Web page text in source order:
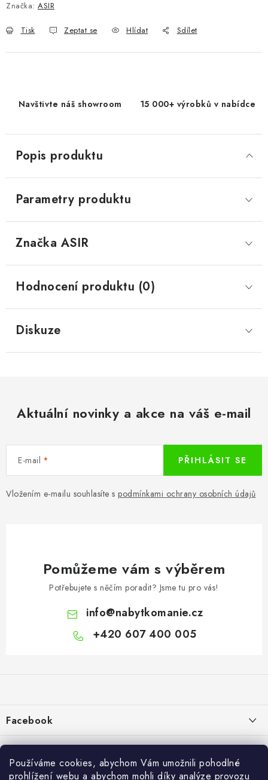
Používáme cookies, abychom Vám umožnili pohodlné
prohlížení webu a abychom mohli díky analýze provozu
Značka: ASIR
Tisk Zeptat se Hlídat Sdílet
Navštivte náš showroom 15 000+ výrobků v nabídce
Popis produktu
Parametry produktu
Značka ASIR
Hodnocení produktu (0)
Diskuze
Aktuální novinky a akce na váš e-mail
E-mail
Vložením e-mailu souhlasíte s podmínkami ochrany osobních údajů
PŘIHLÁSIT SE
Pomůžeme vám s výběrem
Potřebujete s něčím poradit? Jsme tu pro vás!
info@nabytkomanie.cz
+420 607 400 005
a
í
Facebook
Vše o nákupu